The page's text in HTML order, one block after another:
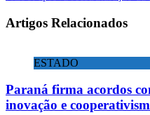
Artigos Relacionados
ESTADO
Paraná firma acordos
inovação e